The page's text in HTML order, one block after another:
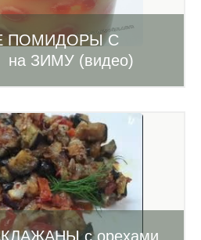
ПОМИДОРЫ С
ЗИМУ (видео)
с орехами